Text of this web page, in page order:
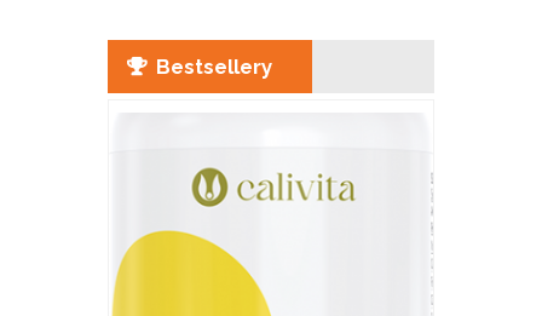
Bestsellery